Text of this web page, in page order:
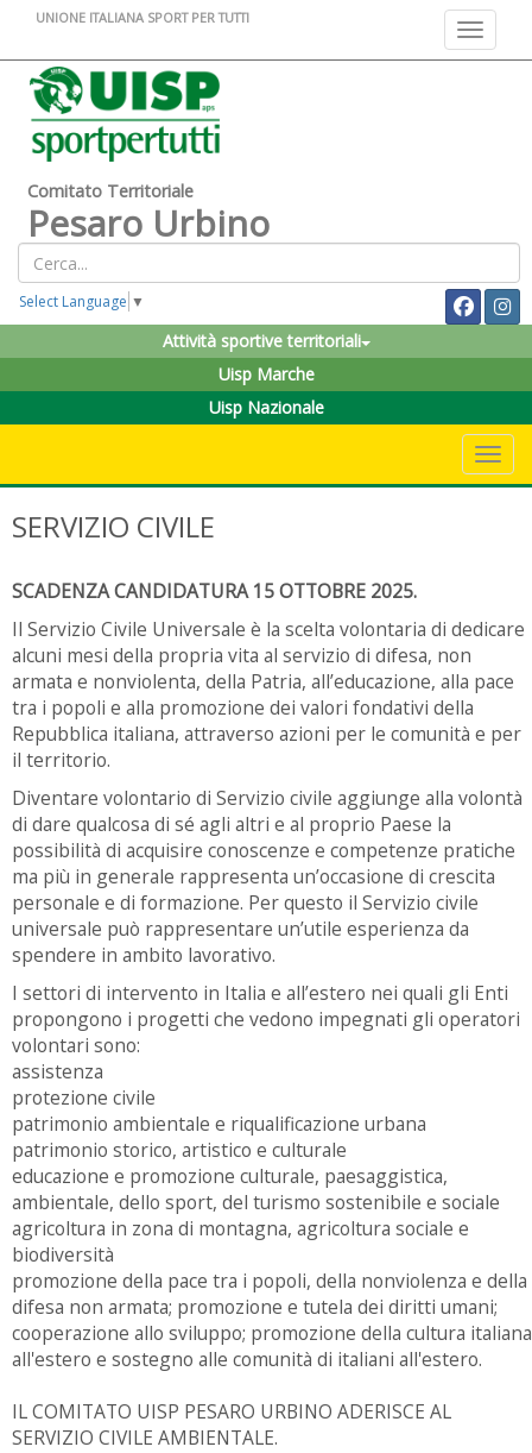
Toggle
UNIONE ITALIANA SPORT PER TUTTI
Comitato Territoriale
Pesaro Urbino
Select Language ▼
Attività sportive territoriali
Uisp Marche
Uisp Nazionale
SERVIZIO CIVILE
SCADENZA CANDIDATURA 15 OTTOBRE 2025.
Il Servizio Civile Universale è la scelta volontaria di dedicare
alcuni mesi della propria vita al servizio di difesa, non
armata e nonviolenta, della Patria, all’educazione, alla pace
tra i popoli e alla promozione dei valori fondativi della
Repubblica italiana, attraverso azioni per le comunità e per
il territorio.
Diventare volontario di Servizio civile aggiunge alla volontà
di dare qualcosa di sé agli altri e al proprio Paese la
possibilità di acquisire conoscenze e competenze pratiche
ma più in generale rappresenta un’occasione di crescita
personale e di formazione. Per questo il Servizio civile
universale può rappresentare un’utile esperienza da
spendere in ambito lavorativo.
I settori di intervento in Italia e all’estero nei quali gli Enti
propongono i progetti che vedono impegnati gli operatori
volontari sono:
assistenza
protezione civile
patrimonio ambientale e riqualificazione urbana
patrimonio storico, artistico e culturale
educazione e promozione culturale, paesaggistica,
ambientale, dello sport, del turismo sostenibile e sociale
agricoltura in zona di montagna, agricoltura sociale e
biodiversità
promozione della pace tra i popoli, della nonviolenza e della
difesa non armata; promozione e tutela dei diritti umani;
cooperazione allo sviluppo; promozione della cultura italiana
all'estero e sostegno alle comunità di italiani all'estero.
IL COMITATO UISP PESARO URBINO ADERISCE AL
SERVIZIO CIVILE AMBIENTALE.